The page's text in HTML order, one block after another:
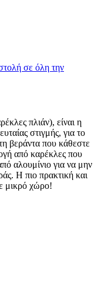
σε όλη την
πλιάν), είναι η
στιγμής, για το
βεράντα που κάθεστε
από καρέκλες που
αλουμίνιο για να μην
Η πιο πρακτική και
μικρό χώρο!